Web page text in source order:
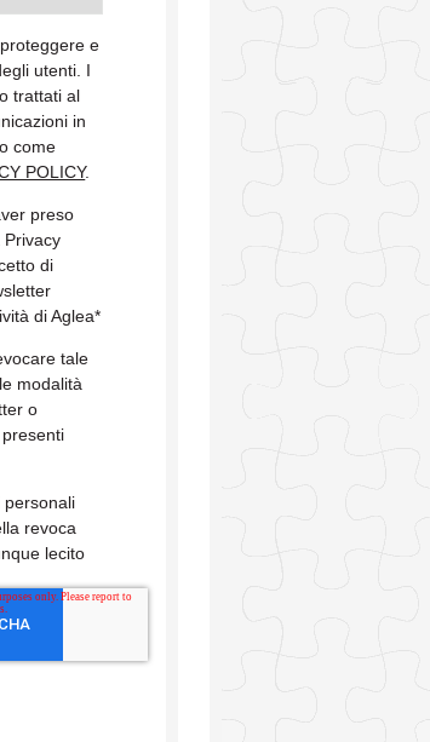
e
utenti. I
trattati al
in
come
POLICY.
preso
Privacy
di
di Aglea*
tale
modalità
o
personali
revoca
lecito